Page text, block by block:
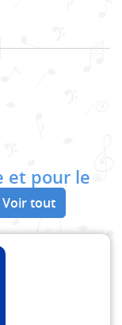
et pour le
Voir tout